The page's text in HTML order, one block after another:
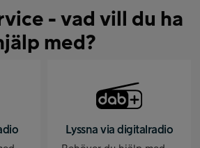
- vad vill du ha
med?
Lyssna via digitalradio